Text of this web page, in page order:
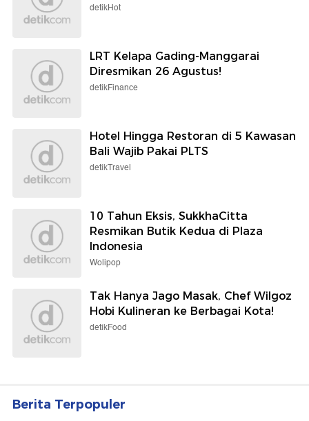
detikHot
LRT Kelapa Gading-Manggarai
Diresmikan 26 Agustus!
detikFinance
Hotel Hingga Restoran di 5 Kawasan
Bali Wajib Pakai PLTS
detikTravel
10 Tahun Eksis, SukkhaCitta
Resmikan Butik Kedua di Plaza
Indonesia
Wolipop
Tak Hanya Jago Masak, Chef Wilgoz
Hobi Kulineran ke Berbagai Kota!
detikFood
Berita Terpopuler